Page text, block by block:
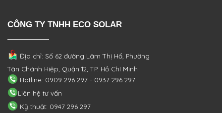
CÔNG TY TNHH ECO SOLAR
Địa chỉ: Số 62 đường Lâm Thị Hố, Phường
Tân Chánh Hiệp, Quận 12, TP. Hồ Chí Minh
Hotline: 0909 296 297 - 0937 296 297
Liên hệ tư vấn
Kỹ thuật: 0947 296 297